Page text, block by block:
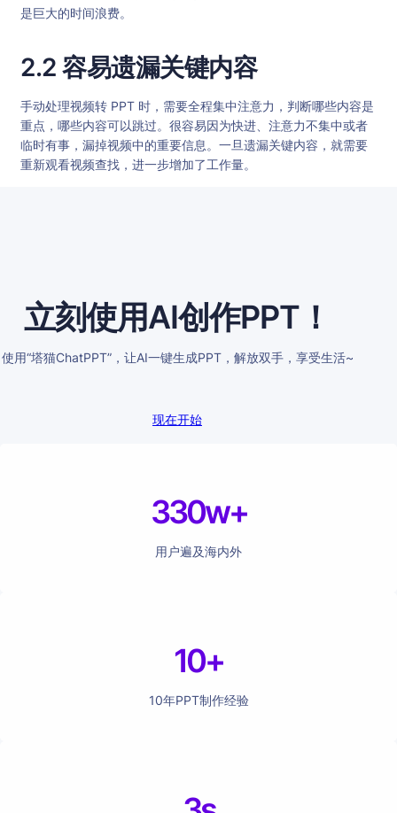
是巨大的时间浪费。
2.2 容易遗漏关键内容
手动处理视频转 PPT 时，需要全程集中注意力，判断哪些内容是
重点，哪些内容可以跳过。很容易因为快进、注意力不集中或者
临时有事，漏掉视频中的重要信息。一旦遗漏关键内容，就需要
重新观看视频查找，进一步增加了工作量。
立刻使用AI创作PPT！
使用“塔猫ChatPPT”，让AI一键生成PPT，解放双手，享受生活~
现在开始
330w+
用户遍及海内外
10+
10年PPT制作经验